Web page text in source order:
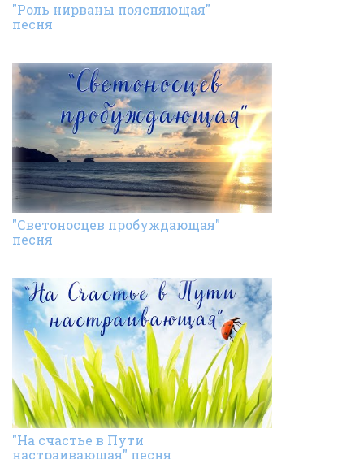
"Роль нирваны поясняющая"
песня
"Светоносцев пробуждающая"
песня
"На счастье в Пути
настраивающая" песня